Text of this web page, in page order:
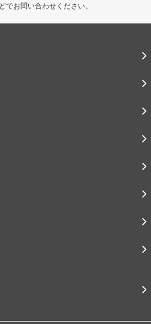
でお問い合わせください。